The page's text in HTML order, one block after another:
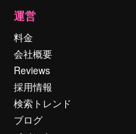
運営
料金
会社概要
Reviews
採用情報
検索トレンド
ブログ